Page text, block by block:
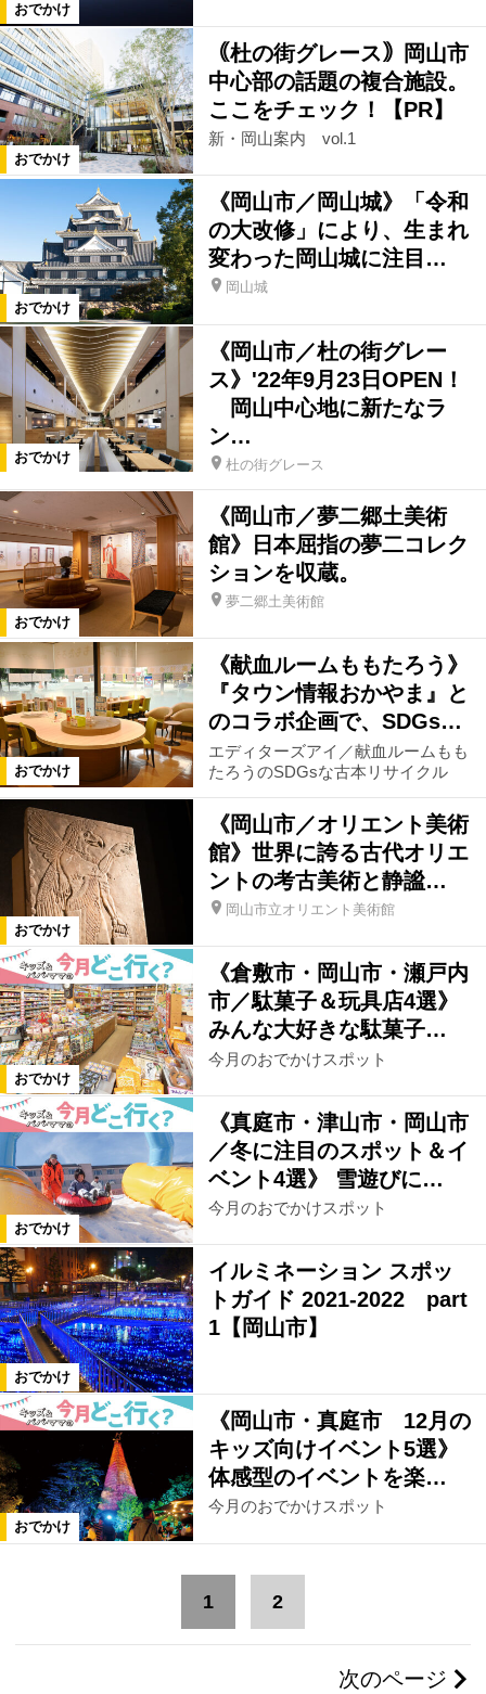
おでかけ
おでかけ
｟杜の街グレース｠岡山市
中心部の話題の複合施設。
ここをチェック！【PR】
新・岡山案内 vol.1
おでかけ
《岡山市／岡山城》「令和
の大改修」により、生まれ
変わった岡山城に注目…
岡山城
おでかけ
《岡山市／杜の街グレー
ス》'22年9月23日OPEN！
岡山中心地に新たなラ
ン…
杜の街グレース
おでかけ
《岡山市／夢二郷土美術
館》日本屈指の夢二コレク
ションを収蔵。
夢二郷土美術館
おでかけ
《献血ルームももたろう》
『タウン情報おかやま』と
のコラボ企画で、SDGs…
エディターズアイ／献血ルームもも
たろうのSDGsな古本リサイクル
おでかけ
《岡山市／オリエント美術
館》世界に誇る古代オリエ
ントの考古美術と静謐…
岡山市立オリエント美術館
おでかけ
《倉敷市・岡山市・瀬戸内
市／駄菓子＆玩具店4選》
みんな大好きな駄菓子…
今月のおでかけスポット
おでかけ
《真庭市・津山市・岡山市
／冬に注目のスポット＆イ
ベント4選》 雪遊びに…
今月のおでかけスポット
おでかけ
イルミネーション スポッ
トガイド 2021-2022 part
1【岡山市】
おでかけ
《岡山市・真庭市 12月の
キッズ向けイベント5選》
体感型のイベントを楽…
今月のおでかけスポット
1 2
次のページ